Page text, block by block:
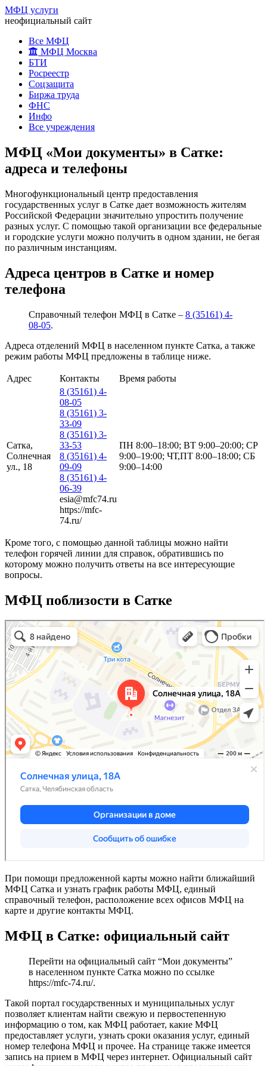
МФЦ услуги
неофициальный сайт
Все МФЦ
МФЦ Москва
БТИ
Росреестр
Соцзащита
Биржа труда
ФНС
Инфо
Все учреждения
МФЦ «Мои документы» в Сатке:
адреса и телефоны
Многофункциональный центр предоставления
государственных услуг в Сатке дает возможность жителям
Российской Федерации значительно упростить получение
разных услуг. С помощью такой организации все федеральные
и городские услуги можно получить в одном здании, не бегая
по различным инстанциям.
Адреса центров в Сатке и номер
телефона
Справочный телефон МФЦ в Сатке – 8 (35161) 4-
08-05.
Адреса отделений МФЦ в населенном пункте Сатка, а также
режим работы МФЦ предложены в таблице ниже.
Адрес Контакты Время работы
Сатка,
Солнечная
ул., 18
8 (35161) 4-
08-05
8 (35161) 3-
33-09
8 (35161) 3-
33-53
8 (35161) 4-
09-09
8 (35161) 4-
06-39
esia@mfc74.ru
https://mfc-
74.ru/
ПН 8:00–18:00; ВТ 9:00–20:00; СР
9:00–19:00; ЧТ,ПТ 8:00–18:00; СБ
9:00–14:00
Кроме того, с помощью данной таблицы можно найти
телефон горячей линии для справок, обратившись по
которому можно получить ответы на все интересующие
вопросы.
МФЦ поблизости в Сатке
При помощи предложенной карты можно найти ближайший
МФЦ Сатка и узнать график работы МФЦ, единый
справочный телефон, расположение всех офисов МФЦ на
карте и другие контакты МФЦ.
МФЦ в Сатке: официальный сайт
Перейти на официальный сайт “Мои документы”
в населенном пункте Сатка можно по ссылке
https://mfc-74.ru/.
Такой портал государственных и муниципальных услуг
позволяет клиентам найти свежую и первостепенную
информацию о том, как МФЦ работает, какие МФЦ
предоставляет услуги, узнать сроки оказания услуг, единый
номер телефона МФЦ и прочее. На странице также имеется
запись на прием в МФЦ через интернет. Официальный сайт